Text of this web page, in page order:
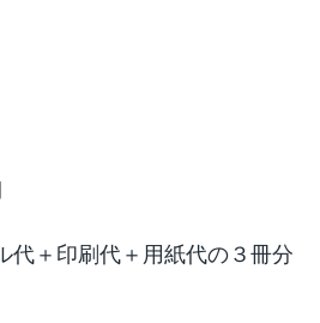
代＋印刷代＋用紙代の３冊分